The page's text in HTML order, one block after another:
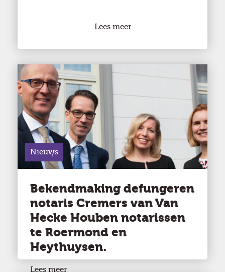
Lees meer
Nieuws
Bekendmaking defungeren
notaris Cremers van Van
Hecke Houben notarissen
te Roermond en
Heythuysen.
Lees meer